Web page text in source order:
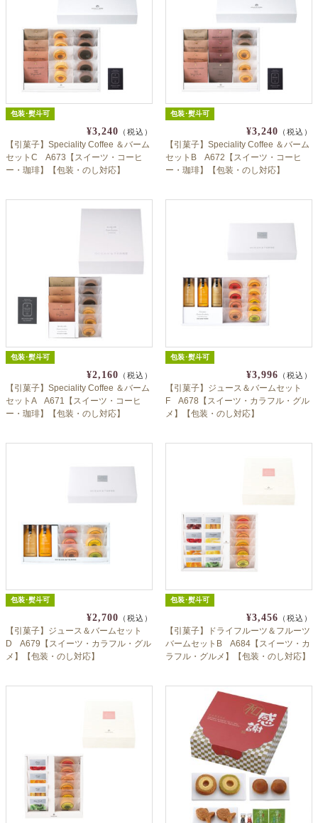
包装･熨斗可
¥3,240 （税込）
【引菓子】Speciality Coffee ＆バーム
セットC A673【スイーツ・コーヒ
ー・珈琲】【包装・のし対応】
包装･熨斗可
¥3,240 （税込）
【引菓子】Speciality Coffee ＆バーム
セットB A672【スイーツ・コーヒ
ー・珈琲】【包装・のし対応】
包装･熨斗可
¥2,160 （税込）
【引菓子】Speciality Coffee ＆バーム
セットA A671【スイーツ・コーヒ
ー・珈琲】【包装・のし対応】
包装･熨斗可
¥3,996 （税込）
【引菓子】ジュース＆バームセット
F A678【スイーツ・カラフル・グル
メ】【包装・のし対応】
包装･熨斗可
¥2,700 （税込）
【引菓子】ジュース＆バームセット
D A679【スイーツ・カラフル・グル
メ】【包装・のし対応】
包装･熨斗可
¥3,456 （税込）
【引菓子】ドライフルーツ＆フルーツ
バームセットB A684【スイーツ・カ
ラフル・グルメ】【包装・のし対応】